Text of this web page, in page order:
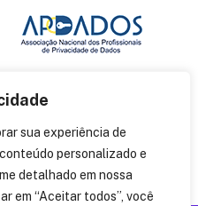
sua experiência de
personalizado e
detalhado em nossa
em “Aceitar todos”, você